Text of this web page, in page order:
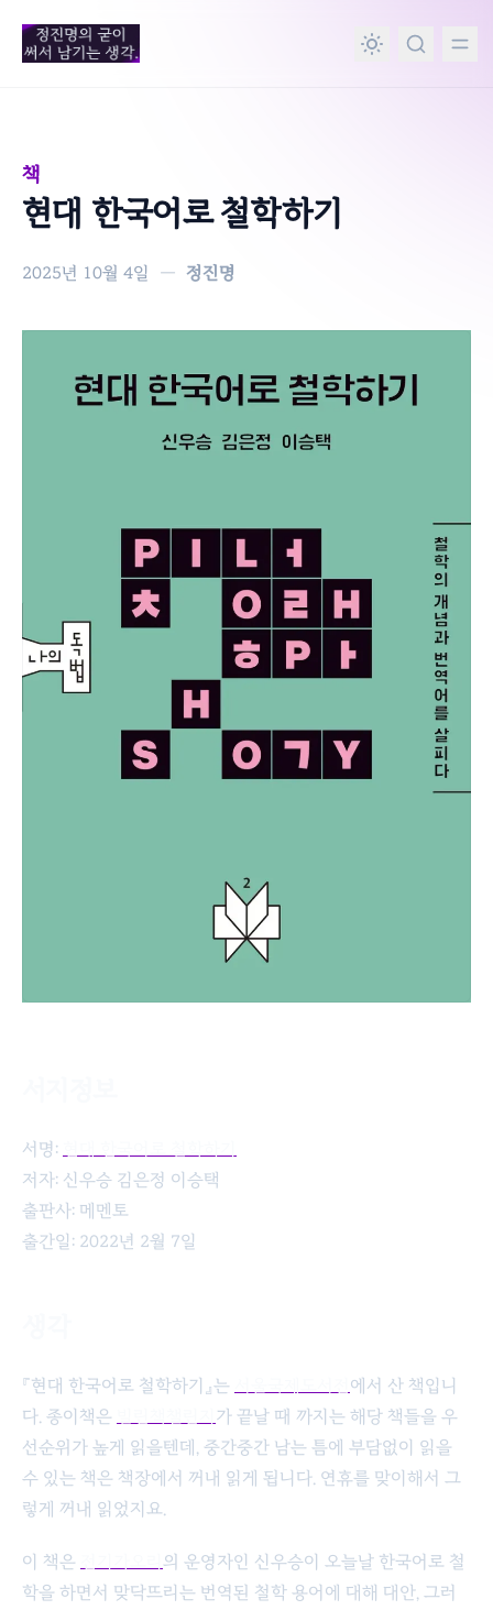
content
책
현대 한국어로 철학하기
2025년 10월 4일 — 정진명
서명:
저자: 신우승 김은정 이승택
출판사: 메멘토
출간일: 2022년 2월 7일
『현대 한국어로 철학하기』는
에서 산 책입니
다. 종이책은
가 끝날 때 까지는 해당 책들을 우
선순위가 높게 읽을텐데, 중간중간 남는 틈에 부담없이 읽을
수 있는 책은 책장에서 꺼내 읽게 됩니다. 연휴를 맞이해서 그
렇게 꺼내 읽었지요.
이 책은
의 운영자인 신우승이 오늘날 한국어로 철
학을 하면서 맞닥뜨리는 번역된 철학 용어에 대해 대안, 그러